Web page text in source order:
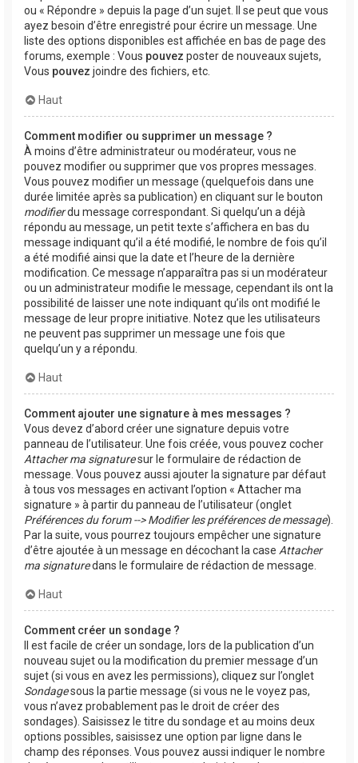
ou « Répondre » depuis la page d’un sujet. Il se peut que vous
ayez besoin d’être enregistré pour écrire un message. Une
liste des options disponibles est affichée en bas de page des
forums, exemple : Vous pouvez poster de nouveaux sujets,
Vous pouvez joindre des fichiers, etc.
Haut
Comment modifier ou supprimer un message ?
À moins d’être administrateur ou modérateur, vous ne
pouvez modifier ou supprimer que vos propres messages.
Vous pouvez modifier un message (quelquefois dans une
durée limitée après sa publication) en cliquant sur le bouton
modifierdu message correspondant. Si quelqu’un a déjà
répondu au message, un petit texte s’affichera en bas du
message indiquant qu’il a été modifié, le nombre de fois qu’il
a été modifié ainsi que la date et l’heure de la dernière
modification. Ce message n’apparaîtra pas si un modérateur
ou un administrateur modifie le message, cependant ils ont la
possibilité de laisser une note indiquant qu’ils ont modifié le
message de leur propre initiative. Notez que les utilisateurs
ne peuvent pas supprimer un message une fois que
quelqu’un y a répondu.
Haut
Comment ajouter une signature à mes messages ?
Vous devez d’abord créer une signature depuis votre
panneau de l’utilisateur. Une fois créée, vous pouvez cocher
Attacher ma signaturesur le formulaire de rédaction de
message. Vous pouvez aussi ajouter la signature par défaut
à tous vos messages en activant l’option « Attacher ma
signature » à partir du panneau de l’utilisateur (onglet
Préférences du forum --> Modifier les préférences de message).
Par la suite, vous pourrez toujours empêcher une signature
d’être ajoutée à un message en décochant la case Attacher
ma signaturedans le formulaire de rédaction de message.
Haut
Comment créer un sondage ?
Il est facile de créer un sondage, lors de la publication d’un
nouveau sujet ou la modification du premier message d’un
sujet (si vous en avez les permissions), cliquez sur l’onglet
Sondagesous la partie message (si vous ne le voyez pas,
vous n’avez probablement pas le droit de créer des
sondages). Saisissez le titre du sondage et au moins deux
options possibles, saisissez une option par ligne dans le
champ des réponses. Vous pouvez aussi indiquer le nombre